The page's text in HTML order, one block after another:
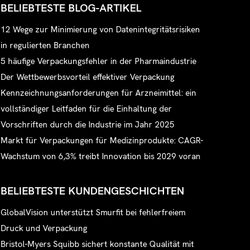
BELIEBTESTE BLOG-ARTIKEL
12 Wege zur Minimierung von Datenintegritätsrisiken
in regulierten Branchen
5 häufige Verpackungsfehler in der Pharmaindustrie
Der Wettbewerbsvorteil effektiver Verpackung
Kennzeichnungsanforderungen für Arzneimittel: ein
vollständiger Leitfaden für die Einhaltung der
Vorschriften durch die Industrie im Jahr 2025
Markt für Verpackungen für Medizinprodukte: CAGR-
Wachstum von 6,3% treibt Innovation bis 2029 voran
BELIEBTESTE KUNDENGESCHICHTEN
GlobalVision unterstützt Smurfit bei fehlerfreiem
Druck und Verpackung
Bristol-Myers Squibb sichert konstante Qualität mit